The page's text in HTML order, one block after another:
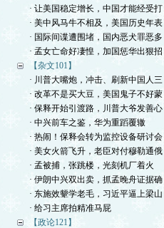
· 让美国稳定增长，中国才能经受打
· 美中风马牛不相及，美国历史年表
· 国际间谍遭围堵，国内恶犬罪恶多
· 孟女亡命好凄惶，加国惩华出狠招
【杂文101】
· 川普大嘴炮，冲击、刷新中国人三
· 改革不是买大豆，美国鬼子不好蒙
· 保释开始引渡路，川普大爷发善心
· 中兴前车之鉴，华为重蹈覆辙
· 热闹！保释会转为监控设备研讨会
· 美女火箭飞升，老臣对付穆勒通俄
· 孟被捕，张跳楼，光刻机厂着火
· 伊朗中兴双出卖，抓孟晚舟证据确
· 东施效颦学老毛，习近平逼上梁山
· 给习主席拍精准马屁
【政论121】